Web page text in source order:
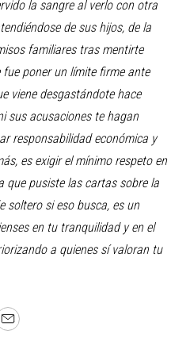
la sangre al verlo con otra
de sus hijos, de la
familiares tras mentirte
poner un límite firme ante
viene desgastándote hace
sus acusaciones te hagan
responsabilidad económica y
es exigir el mínimo respeto en
que pusiste las cartas sobre la
soltero si eso busca, es un
en tu tranquilidad y en el
a quienes sí valoran tu
Email